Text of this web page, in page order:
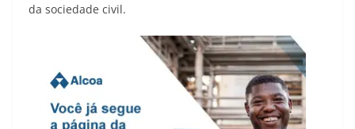
da sociedade civil.